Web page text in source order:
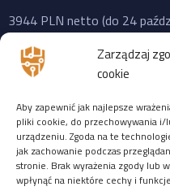
Zarządzaj
cookie
Aby zapewnić jak najlepsze
pliki cookie, do przechowywania
urządzeniu. Zgoda na te
jak zachowanie podczas
stronie. Brak wyrażenia zgody lub
wpłynąć na niektóre cechy i
3944 PLN netto (do 24
4444 PLN netto (od 25
ZDALNIE
14-16 stycznia
Ostatnio ktoś
zarejestruj się na to szkolenie
3944 PLN netto (do 7
4444 PLN netto (od 8